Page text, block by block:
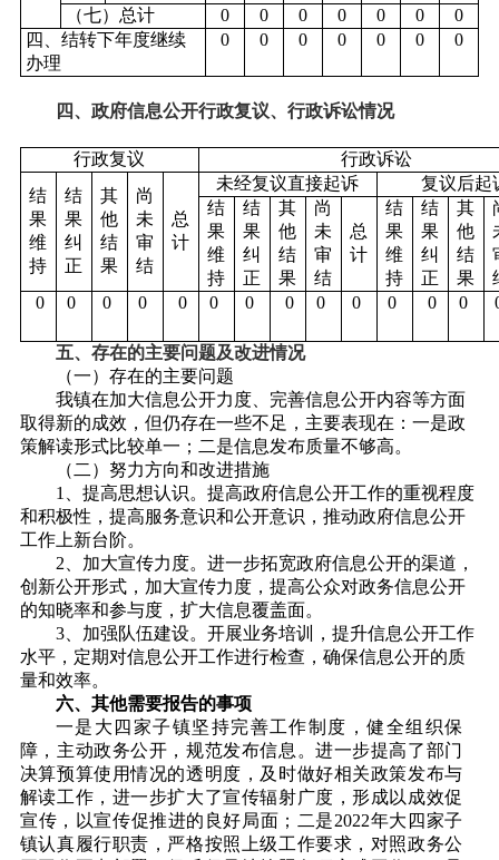
（七）总计
0 0 0 0 0 0
0
四、结转下年度继续
办理
0 0 0 0 0 0 0
四、政府信息公开行政复议、行政诉讼情况
行政复议
行政诉讼
结
果
维
持
结
果
纠
正
其
他
结
果
尚
未
审
结
总
计
未经复议直接起诉
复议后起
结
果
维
持
结
果
纠
正
其
他
结
果
尚
未
审
结
总
计
结
果
维
持
结
果
纠
正
其
他
结
果
0
0 0 0 0 0 0 0 0 0 0 0 0
五、存在的主要问题及改进情况
（一）存在的主要问题
我镇在加大信息公开力度、完善信息公开内容等方面
取得新的成效，但仍存在一些不足，主要表现在：一是政
策解读形式比较单一；二是信息发布质量不够高。
（二）努力方向和改进措施
1、提高思想认识。提高政府信息公开工作的重视程度
和积极性，提高服务意识和公开意识，推动政府信息公开
工作上新台阶。
2、加大宣传力度。进一步拓宽政府信息公开的渠道，
创新公开形式，加大宣传力度，提高公众对政务信息公开
的知晓率和参与度，扩大信息覆盖面。
3、加强队伍建设。 开展业务培训，提升信息公开工作
水平，定期对信息公开工作进行检查，确保信息公开的质
量和效率。
六、其他需要报告的事项
一是大四家子镇坚持完善工作制度，健全组织保
障，主动政务公开，规范发布信息。进一步提高了部门
决算预算使用情况的透明度，及时做好相关政策发布与
解读工作，进一步扩大了宣传辐射广度，形成以成效促
宣传，以宣传促推进的良好局面；二是2022年大四家子
镇认真履行职责，严格按照上级工作要求，对照政务公